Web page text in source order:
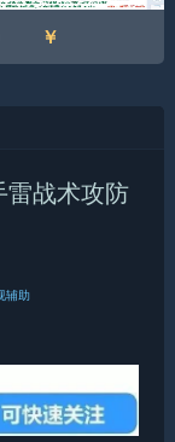
￥
雷战术攻防
辅助